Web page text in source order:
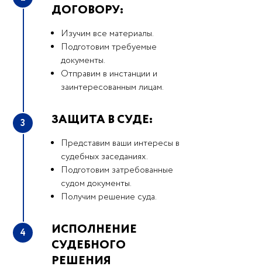
ДОГОВОРУ:
Изучим все материалы.
Подготовим требуемые
документы.
Отправим в инстанции и
заинтересованным лицам.
3 ЗАЩИТА В СУДЕ:
Представим ваши интересы в
судебных заседаниях.
Подготовим затребованные
судом документы.
Получим решение суда.
4
ИСПОЛНЕНИЕ
СУДЕБНОГО
РЕШЕНИЯ